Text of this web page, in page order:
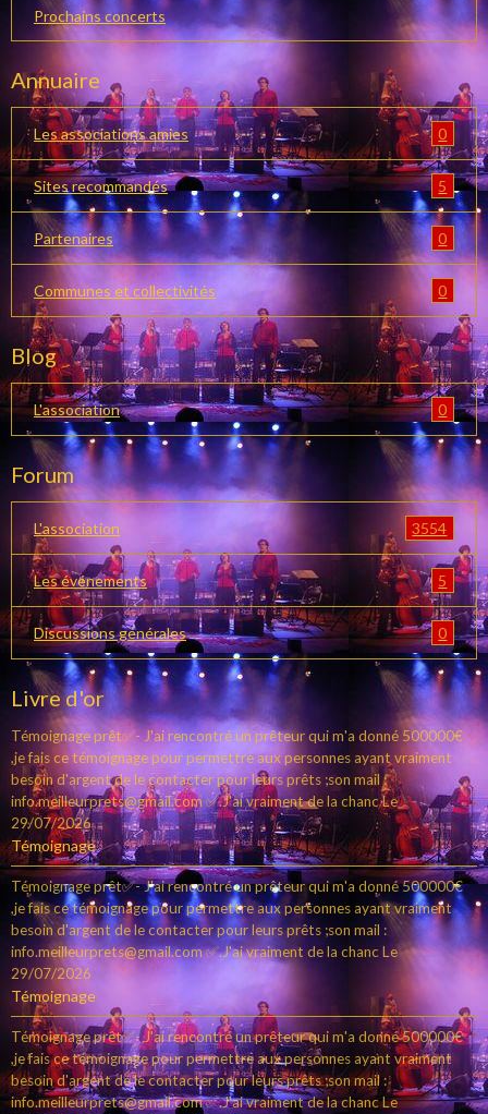
Prochains concerts
Annuaire
Les associations amies 0
Sites recommandés 5
Partenaires 0
Communes et collectivités 0
Blog
L'association 0
Forum
L'association 3554
Les événements 5
Discussions générales 0
Livre d'or
Témoignage prêt✅- J'ai rencontré un prêteur qui m'a donné 500000€
,je fais ce témoignage pour permettre aux personnes ayant vraiment
besoin d'argent de le contacter pour leurs prêts ;son mail :
info.meilleurprets@gmail.com ✅.J'ai vraiment de la chancLe
29/07/2026
Témoignage
Témoignage prêt✅- J'ai rencontré un prêteur qui m'a donné 500000€
,je fais ce témoignage pour permettre aux personnes ayant vraiment
besoin d'argent de le contacter pour leurs prêts ;son mail :
info.meilleurprets@gmail.com ✅.J'ai vraiment de la chancLe
29/07/2026
Témoignage
Témoignage prêt✅- J'ai rencontré un prêteur qui m'a donné 500000€
,je fais ce témoignage pour permettre aux personnes ayant vraiment
besoin d'argent de le contacter pour leurs prêts ;son mail :
info.meilleurprets@gmail.com ✅.J'ai vraiment de la chancLe